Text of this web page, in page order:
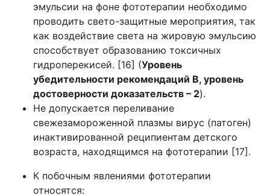
эмульсии на фоне фототерапии необходимо
проводить свето-защитные мероприятия, так
как воздействие света на жировую эмульсию
способствует образованию токсичных
гидроперекисей. [16] (Уровень
убедительности рекомендаций В, уровень
достоверности доказательств – 2).
Не допускается переливание
свежезамороженной плазмы вирус (патоген)
инактивированной реципиентам детского
возраста, находящимся на фототерапии [17].
К побочным явлениями фототерапии
относятся: